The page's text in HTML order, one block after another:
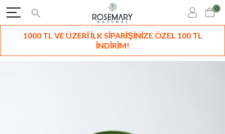
0
1000 TL VE ÜZERİ İLK SİPARİŞİNİZE ÖZEL 100 TL
İNDİRİM!